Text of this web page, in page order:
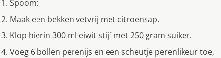
Spoom:
Maak een bekken vetvrij met citroensap.
Klop hierin 300 ml eiwit stijf met 250 gram suiker.
Voeg 6 bollen perenijs en een scheutje perenlikeur toe,